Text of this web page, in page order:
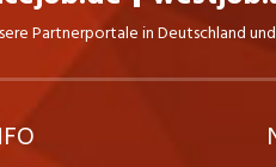
Partnerportale in Deutschland